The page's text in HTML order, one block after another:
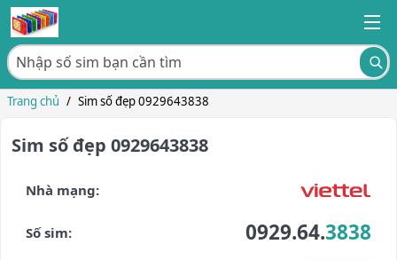
Trang chủ / Sim số đẹp 0929643838
Sim số đẹp 0929643838
Nhà mạng:
Số sim: 0929.64.3838